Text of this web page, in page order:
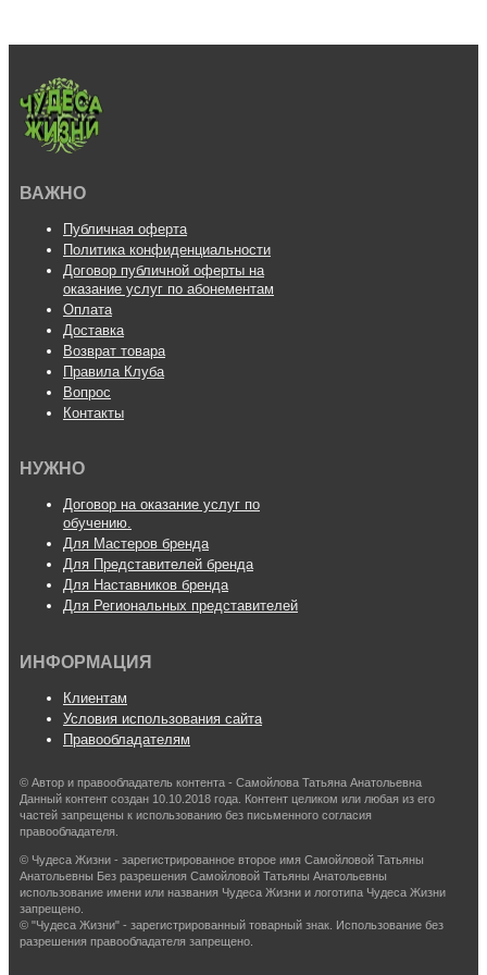
ВАЖНО
Публичная оферта
Политика конфиденциальности
Договор публичной оферты на
оказание услуг по абонементам
Оплата
Доставка
Возврат товара
Правила Клуба
Вопрос
Контакты
НУЖНО
Договор на оказание услуг по
обучению.
Для Мастеров бренда
Для Представителей бренда
Для Наставников бренда
Для Региональных представителей
ИНФОРМАЦИЯ
Клиентам
Условия использования сайта
Правообладателям
© Автор и правообладатель контента - Самойлова Татьяна Анатольевна
Данный контент создан 10.10.2018 года. Контент целиком или любая из его
частей запрещены к использованию без письменного согласия
правообладателя.
© Чудеса Жизни - зарегистрированное второе имя Самойловой Татьяны
Анатольевны Без разрешения Самойловой Татьяны Анатольевны
использование имени или названия Чудеса Жизни и логотипа Чудеса Жизни
запрещено.
© "Чудеса Жизни" - зарегистрированный товарный знак. Использование без
разрешения правообладателя запрещено.